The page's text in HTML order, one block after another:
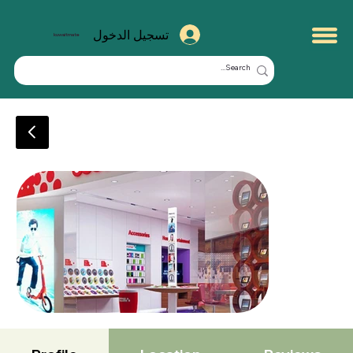
kuwaitmate تسجيل الدخول